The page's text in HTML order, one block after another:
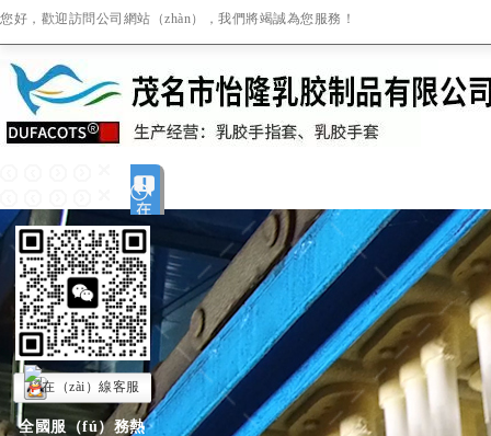
您好，歡迎訪問公司網站（zhàn），我們將竭誠為您服務！
全國服（fú）務熱